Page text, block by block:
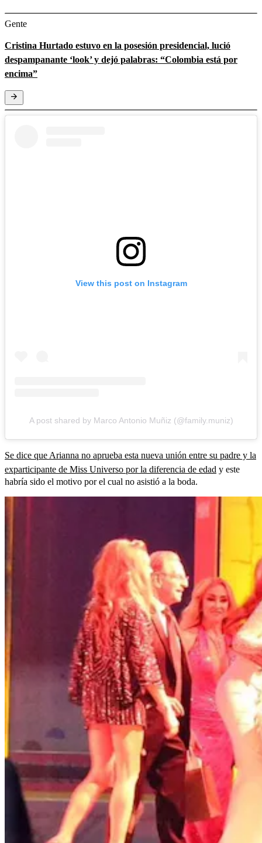
Gente
Cristina Hurtado estuvo en la posesión presidencial, lució
despampanante ‘look’ y dejó palabras: “Colombia está por
encima”
View this post on Instagram
A post shared by Marco Antonio Muñiz (@family.muniz)
Se dice que Arianna no aprueba esta nueva unión entre su padre y la
exparticipante de Miss Universo por la diferencia de edad y este
habría sido el motivo por el cual no asistió a la boda.